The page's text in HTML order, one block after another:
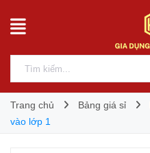
Trang chủ Bảng giá sỉ
vào lớp 1